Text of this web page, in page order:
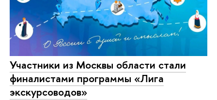
Участники из Москвы области стали
финалистами программы «Лига
экскурсоводов»